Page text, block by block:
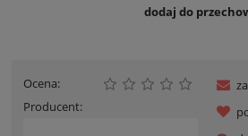
dodaj do
Ocena:
Producent: